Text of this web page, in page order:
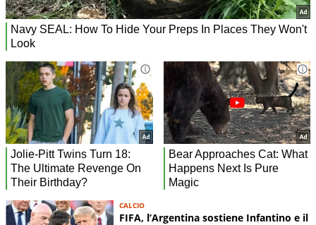
CALCIO
FIFA, l’Argentina sostiene Infantino e il